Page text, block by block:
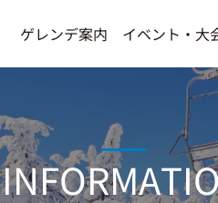
ゲレンデ案内 イベント・大